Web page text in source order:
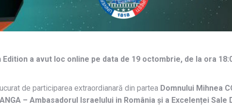
Edition a avut loc online pe data de 19 octombrie, de la ora
de participarea extraordianară din partea Domnului Mihnea
– Ambasadorul Israelului in România și a Excelenței